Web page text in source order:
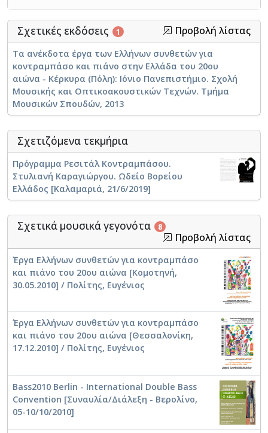
Σχετικές εκδόσεις 1 Προβολή λίστας
Τα ανέκδοτα έργα των Ελλήνων συνθετών για
κοντραμπάσο και πιάνο στην Ελλάδα του 20ου
αιώνα - Κέρκυρα (Πόλη): Ιόνιο Πανεπιστήμιο. Σχολή
Μουσικής και Οπτικοακουστικών Τεχνών. Τμήμα
Μουσικών Σπουδών, 2013
Σχετιζόμενα τεκμήρια
Πρόγραμμα Ρεσιτάλ Κοντραμπάσου.
Στυλιανή Καραγιώργου. Ωδείο Βορείου
Ελλάδος [Καλαμαριά, 21/6/2019]
Σχετικά μουσικά γεγονότα 8
Προβολή λίστας
Έργα Ελλήνων συνθετών για κοντραμπάσο
και πιάνο του 20ου αιώνα [Κομοτηνή,
30.05.2010] / Πολίτης, Ευγένιος
Έργα Ελλήνων συνθετών για κοντραμπάσο
και πιάνο του 20ου αιώνα [Θεσσαλονίκη,
17.12.2010] / Πολίτης, Ευγένιος
Bass2010 Berlin - International Double Bass
Convention [Συναυλία/Διάλεξη - Βερολίνο,
05-10/10/2010]